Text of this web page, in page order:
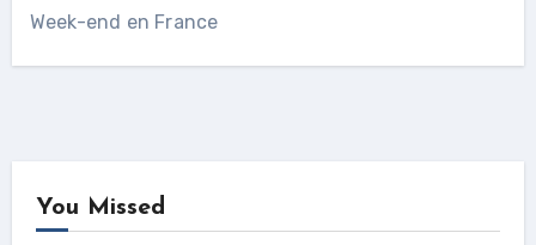
Week-end en France
You Missed